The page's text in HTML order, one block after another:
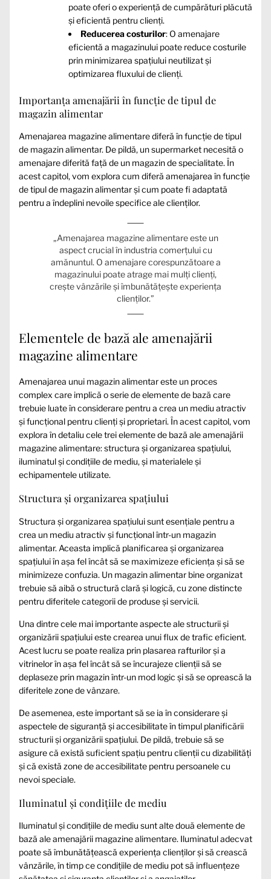
poate oferi o experiență de cumpărături plăcută
și eficientă pentru clienți.
Reducerea costurilor: O amenajare
eficientă a magazinului poate reduce costurile
prin minimizarea spațiului neutilizat și
optimizarea fluxului de clienți.
Importanța amenajării în funcție de tipul de
magazin alimentar
Amenajarea magazine alimentare diferă în funcție de tipul
de magazin alimentar. De pildă, un supermarket necesită o
amenajare diferită față de un magazin de specialitate. În
acest capitol, vom explora cum diferă amenajarea în funcție
de tipul de magazin alimentar și cum poate fi adaptată
pentru a îndeplini nevoile specifice ale clienților.
„Amenajarea magazine alimentare este un
aspect crucial în industria comerțului cu
amănuntul. O amenajare corespunzătoare a
magazinului poate atrage mai mulți clienți,
crește vânzările și îmbunătățește experiența
clienților.”
Elementele de bază ale amenajării
magazine alimentare
Amenajarea unui magazin alimentar este un proces
complex care implică o serie de elemente de bază care
trebuie luate în considerare pentru a crea un mediu atractiv
și funcțional pentru clienți și proprietari. În acest capitol, vom
explora în detaliu cele trei elemente de bază ale amenajării
magazine alimentare: structura și organizarea spațiului,
iluminatul și condițiile de mediu, și materialele și
echipamentele utilizate.
Structura și organizarea spațiului
Structura și organizarea spațiului sunt esențiale pentru a
crea un mediu atractiv și funcțional într-un magazin
alimentar. Aceasta implică planificarea și organizarea
spațiului în așa fel încât să se maximizeze eficiența și să se
minimizeze confuzia. Un magazin alimentar bine organizat
trebuie să aibă o structură clară și logică, cu zone distincte
pentru diferitele categorii de produse și servicii.
Una dintre cele mai importante aspecte ale structurii și
organizării spațiului este crearea unui flux de trafic eficient.
Acest lucru se poate realiza prin plasarea rafturilor și a
vitrinelor în așa fel încât să se încurajeze clienții să se
deplaseze prin magazin într-un mod logic și să se oprească la
diferitele zone de vânzare.
De asemenea, este important să se ia în considerare și
aspectele de siguranță și accesibilitate în timpul planificării
structurii și organizării spațiului. De pildă, trebuie să se
asigure că există suficient spațiu pentru clienții cu dizabilități
și că există zone de accesibilitate pentru persoanele cu
nevoi speciale.
Iluminatul și condițiile de mediu
Iluminatul și condițiile de mediu sunt alte două elemente de
bază ale amenajării magazine alimentare. Iluminatul adecvat
poate să îmbunătățească experiența clienților și să crească
vânzările, în timp ce condițiile de mediu pot să influențeze